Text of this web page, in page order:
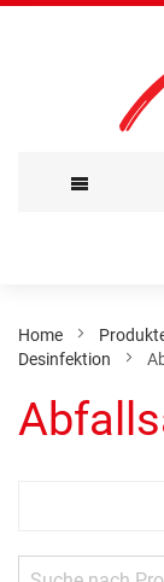
Inhalt
Home
Desinfektion